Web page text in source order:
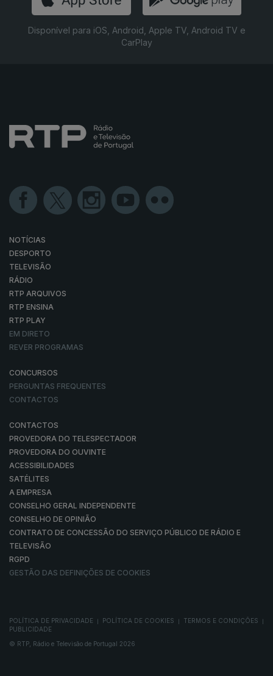
Disponível para iOS, Android, Apple TV, Android TV e
CarPlay
NOTÍCIAS
DESPORTO
TELEVISÃO
RÁDIO
RTP ARQUIVOS
RTP ENSINA
RTP PLAY
EM DIRETO
REVER PROGRAMAS
CONCURSOS
PERGUNTAS FREQUENTES
CONTACTOS
CONTACTOS
PROVEDORA DO TELESPECTADOR
PROVEDORA DO OUVINTE
ACESSIBILIDADES
SATÉLITES
A EMPRESA
CONSELHO GERAL INDEPENDENTE
CONSELHO DE OPINIÃO
CONTRATO DE CONCESSÃO DO SERVIÇO PÚBLICO DE RÁDIO E
TELEVISÃO
RGPD
GESTÃO DAS DEFINIÇÕES DE COOKIES
POLÍTICA DE PRIVACIDADE POLÍTICA DE COOKIES TERMOS E CONDIÇÕES
PUBLICIDADE
© RTP, Rádio e Televisão de Portugal 2026